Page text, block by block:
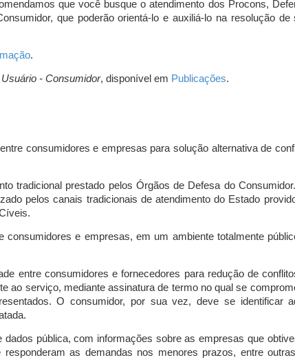
que você busque o atendimento dos Procons,
que poderão orientá-lo e auxiliá-lo na resolução de
.
- Consumidor, disponível em Publicações.
consumidores e empresas para solução alternativa de
tradicional prestado pelos Órgãos de Defesa do
pelos canais tradicionais de atendimento do Estado
e empresas, em um ambiente totalmente
entre consumidores e fornecedores para redução de
ao serviço, mediante assinatura de termo no qual se
O consumidor, por sua vez, deve se identificar
pública, com informações sobre as empresas que
as demandas nos menores prazos, entre